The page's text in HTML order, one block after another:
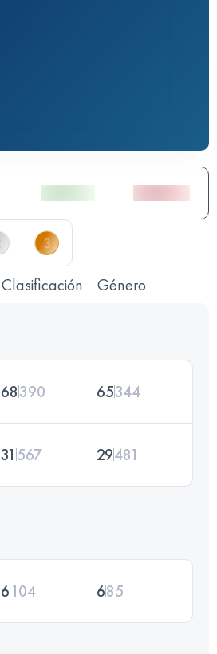
Clasificación Género
68390 65344
31 567 29481
6104 685